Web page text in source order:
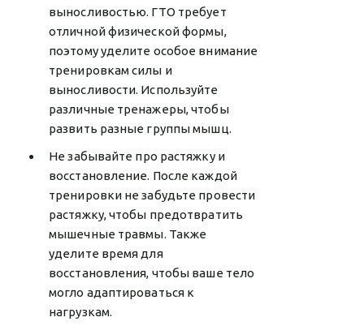
выносливостью. ГТО требует
отличной физической формы,
поэтому уделите особое внимание
тренировкам силы и
выносливости. Используйте
различные тренажеры, чтобы
развить разные группы мышц.
Не забывайте про растяжку и
восстановление. После каждой
тренировки не забудьте провести
растяжку, чтобы предотвратить
мышечные травмы. Также
уделите время для
восстановления, чтобы ваше тело
могло адаптироваться к
нагрузкам.